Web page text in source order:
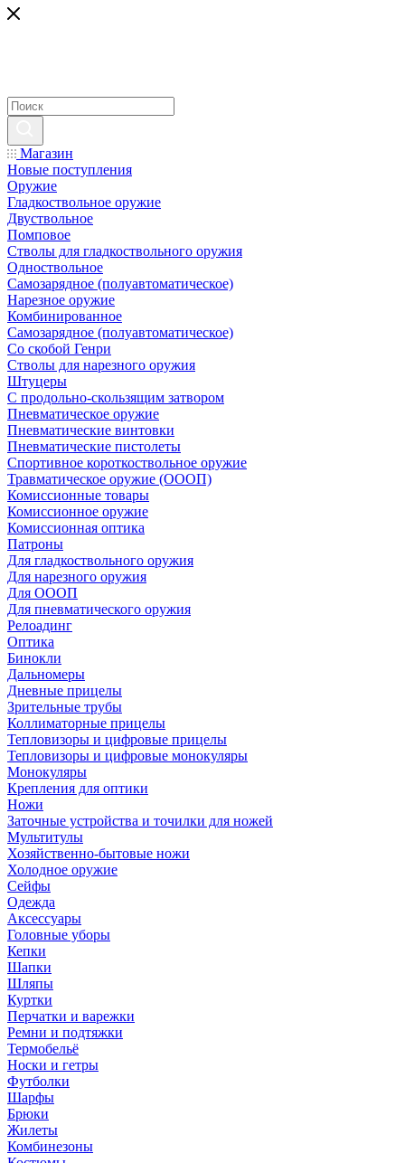
Магазин
Новые поступления
Оружие
Гладкоствольное оружие
Двуствольное
Помповое
Стволы для гладкоствольного оружия
Одноствольное
Самозарядное (полуавтоматическое)
Нарезное оружие
Комбинированное
Самозарядное (полуавтоматическое)
Со скобой Генри
Стволы для нарезного оружия
Штуцеры
С продольно-скользящим затвором
Пневматическое оружие
Пневматические винтовки
Пневматические пистолеты
Спортивное короткоствольное оружие
Травматическое оружие (ОООП)
Комиссионные товары
Комиссионное оружие
Комиссионная оптика
Патроны
Для гладкоствольного оружия
Для нарезного оружия
Для ОООП
Для пневматического оружия
Релоадинг
Оптика
Бинокли
Дальномеры
Дневные прицелы
Зрительные трубы
Коллиматорные прицелы
Тепловизоры и цифровые прицелы
Тепловизоры и цифровые монокуляры
Монокуляры
Крепления для оптики
Ножи
Заточные устройства и точилки для ножей
Мультитулы
Хозяйственно-бытовые ножи
Холодное оружие
Сейфы
Одежда
Аксессуары
Головные уборы
Кепки
Шапки
Шляпы
Куртки
Перчатки и варежки
Ремни и подтяжки
Термобельё
Носки и гетры
Футболки
Шарфы
Брюки
Жилеты
Комбинезоны